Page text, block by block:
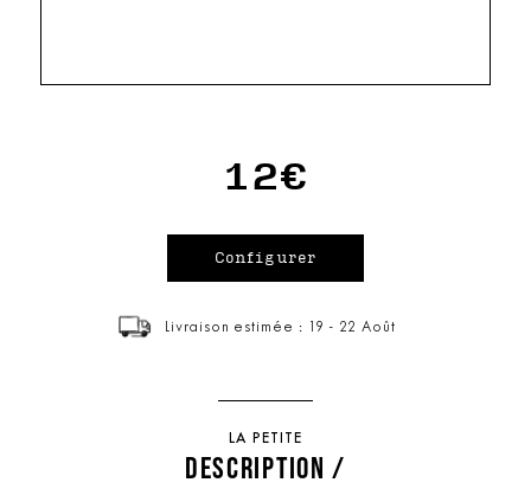
12€
Livraison estimée : 19 - 22 Août
LA PETITE
DESCRIPTION /